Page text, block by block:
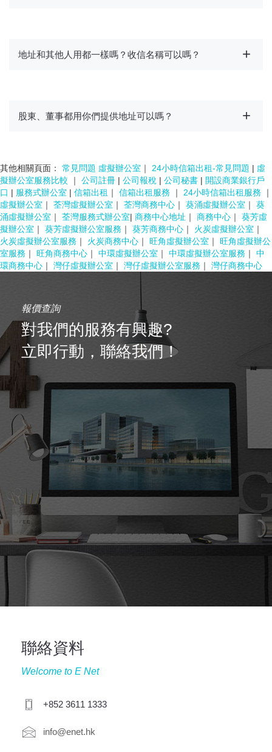
地址和其他人用都一樣嗎？收信名稱可以嗎？
股東、董事都用你們提供地址可以嗎？
其他相關頁面： 常見問題 虛擬辦公室 ｜ 24小時信箱出租-常見問題 | 虛
擬辦公室服務比較
｜ 公司註冊 | 公司報稅 | 公司秘書 | 開設商業銀行戶
口 | 服務式辦公室 | 信箱出租 ｜ 信箱出租服務 ｜ 24小時信箱出租服務
｜
虛擬辦公室 ｜ 荃灣虛擬辦公室 ｜ 荃灣商務中心 ｜ 葵涌虛擬辦公室 ｜ 葵
涌虛擬辦公室 ｜ 荃灣服務式辦公室| 商務中心地址 ｜ 商務中心 ｜ 葵芳虛
擬辦公室 ｜ 葵芳虛擬辦公室服務 ｜ 葵芳商務中心 ｜ 火炭虛擬辦公室 ｜
火炭虛擬辦公室服務 ｜ 火炭商務中心 ｜ 旺角虛擬辦公室 ｜ 旺角虛擬辦公
室服務 ｜ 旺角商務中心 ｜ 中環虛擬辦公室 ｜ 中環虛擬辦公室服務 ｜ 中
環商務中心 ｜ 灣仔虛擬辦公室 ｜ 灣仔虛擬辦公室服務 ｜ 灣仔商務中心
報價查詢
對我們的服務有興趣?
立即行動，聯絡我們！
聯絡資料
Welcome to E Net
+852 3611 1333
info@enet.hk